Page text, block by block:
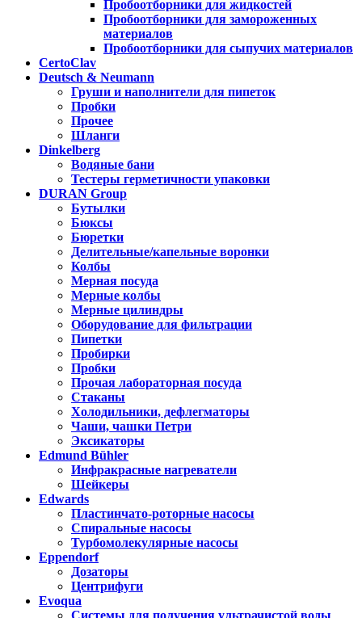
Пробоотборники для жидкостей
Пробоотборники для замороженных
материалов
Пробоотборники для сыпучих материалов
CertoClav
Deutsch & Neumann
Груши и наполнители для пипеток
Пробки
Прочее
Шланги
Dinkelberg
Водяные бани
Тестеры герметичности упаковки
DURAN Group
Бутылки
Бюксы
Бюретки
Делительные/капельные воронки
Колбы
Мерная посуда
Мерные колбы
Мерные цилиндры
Оборудование для фильтрации
Пипетки
Пробирки
Пробки
Прочая лабораторная посуда
Стаканы
Холодильники, дефлегматоры
Чаши, чашки Петри
Эксикаторы
Edmund Bühler
Инфракрасные нагреватели
Шейкеры
Edwards
Пластинчато-роторные насосы
Спиральные насосы
Турбомолекулярные насосы
Eppendorf
Дозаторы
Центрифуги
Evoqua
Системы для получения ультрачистой воды